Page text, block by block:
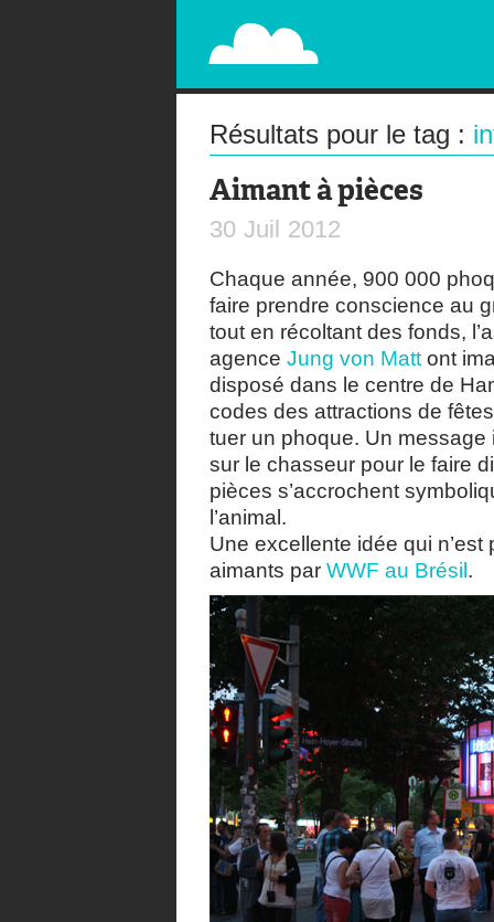
PAPERPLANE
STREET, AMBIENT, GUÉRILLA MARKETING
Résultats pour le tag :
Aimant à pièces
30 Juil 2012
Chaque année, 900 000
faire prendre conscience au
tout en récoltant des fonds,
agence Jung von Matt ont
disposé dans le centre de
codes des attractions de
tuer un phoque. Un
sur le chasseur pour le faire
pièces s’accrochent
l’animal.
Une excellente idée qui n’est
aimants par WWF au Brésil .